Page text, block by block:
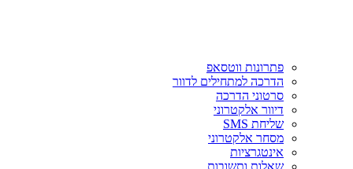
פתרונות ווטסאפ
הדרכה למתחילים לדוור
סרטוני הדרכה
דיוור אלקטרוני
שליחת SMS
מסחר אלקטרוני
אינטגרציות